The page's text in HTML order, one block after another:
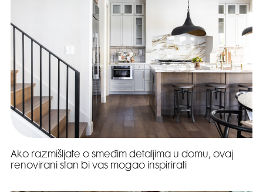
Ako razmišljate o smeđim detaljima u domu, ovaj
renovirani stan bi vas mogao inspirirati